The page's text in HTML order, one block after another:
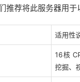
推荐将此服务器用于
适用性
16核
挖掘、